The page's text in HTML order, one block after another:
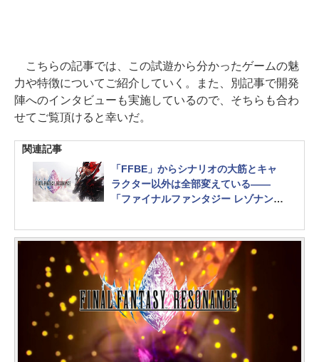
こちらの記事では、この試遊から分かったゲームの魅
力や特徴についてご紹介していく。また、別記事で開発
陣へのインタビューも実施しているので、そちらも合わ
せてご覧頂けると幸いだ。
関連記事
「FFBE」からシナリオの大筋とキャ
ラクター以外は全部変えている――
「ファイナルファンタジー レゾナン